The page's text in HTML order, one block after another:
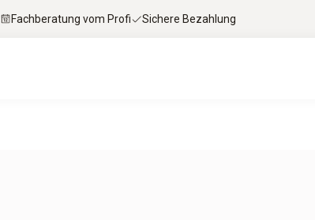
Fachberatung vom Profi Sichere Bezahlung